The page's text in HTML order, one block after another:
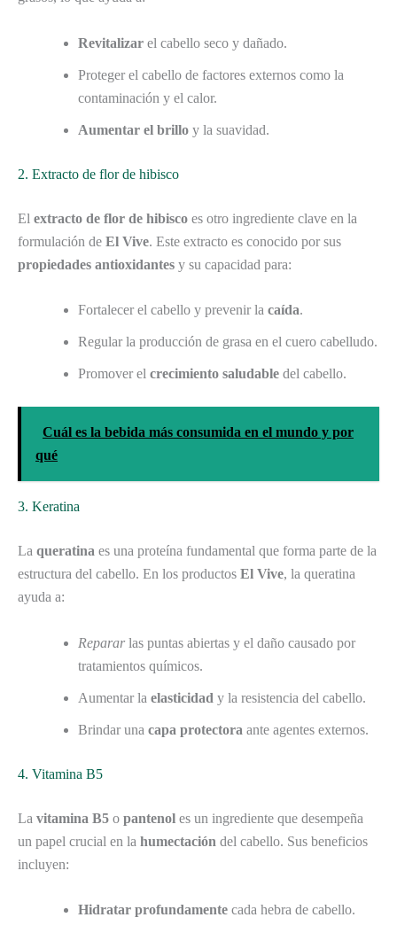
Revitalizar el cabello seco y dañado.
Proteger el cabello de factores externos como la
contaminación y el calor.
Aumentar el brillo y la suavidad.
2. Extracto de flor de hibisco
El extracto de flor de hibisco es otro ingrediente clave en la
formulación de El Vive. Este extracto es conocido por sus
propiedades antioxidantes y su capacidad para:
Fortalecer el cabello y prevenir la caída.
Regular la producción de grasa en el cuero cabelludo.
Promover el crecimiento saludable del cabello.
Cuál es la bebida más consumida en el mundo y por
qué
3. Keratina
La queratina es una proteína fundamental que forma parte de la
estructura del cabello. En los productos El Vive, la queratina
ayuda a:
Repararlas puntas abiertas y el daño causado por
tratamientos químicos.
Aumentar la elasticidad y la resistencia del cabello.
Brindar una capa protectora ante agentes externos.
4. Vitamina B5
La vitamina B5 o pantenol es un ingrediente que desempeña
un papel crucial en la humectación del cabello. Sus beneficios
incluyen:
Hidratar profundamente cada hebra de cabello.